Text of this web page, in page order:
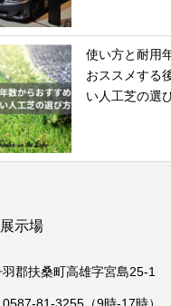
使い方と耐用
おススメする
い人工芝の選
示場
郡扶桑町高雄字宮島25-1